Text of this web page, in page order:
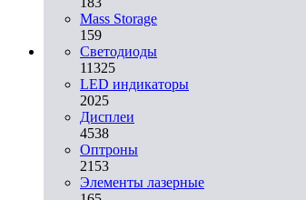
Mass Storage
159
Светодиоды
11325
LED индикаторы
2025
Дисплеи
4538
Оптроны
2153
Элементы лазерные